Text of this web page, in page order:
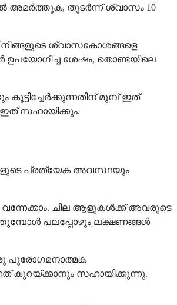
അമർത്തുക, തുടർന്ന് ശ്വാസം 10
നിങ്ങളുടെ ശ്വാസകോശങ്ങളെ
ശേഷം, തൊണ്ടയിലെ
മുമ്പ് ഇത്
സഹായിക്കും.
പ്രത്യേക അവസ്ഥയും
ചില ആളുകൾക്ക് അവരുടെ
പലപ്പോഴും ലക്ഷണങ്ങൾ
ഒരു പുരോഗമനാത്മക
കുറയ്ക്കാനും സഹായിക്കുന്നു.